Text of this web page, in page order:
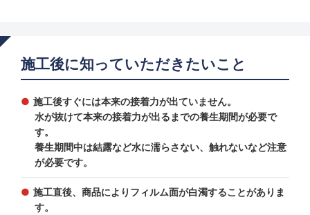
施工後に知っていただきたいこと
施工後すぐには本来の接着力が出ていません。
水が抜けて本来の接着力が出るまでの養生期間が必要で
す。
養生期間中は結露など水に濡らさない、触れないなど注意
が必要です。
施工直後、商品によりフィルム面が白濁することがありま
す。